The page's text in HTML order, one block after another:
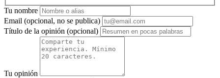
Tu nombre
Email (opcional, no se publica)
Título de la opinión (opcional)
Tu opinión